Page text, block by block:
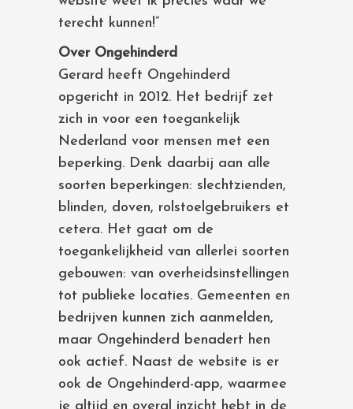
terecht kunnen!”
Over Ongehinderd
Gerard heeft Ongehinderd
opgericht in 2012. Het bedrijf zet
zich in voor een toegankelijk
Nederland voor mensen met een
beperking. Denk daarbij aan alle
soorten beperkingen: slechtzienden,
blinden, doven, rolstoelgebruikers et
cetera. Het gaat om de
toegankelijkheid van allerlei soorten
gebouwen: van overheidsinstellingen
tot publieke locaties. Gemeenten en
bedrijven kunnen zich aanmelden,
maar Ongehinderd benadert hen
ook actief. Naast de website is er
ook de Ongehinderd-app, waarmee